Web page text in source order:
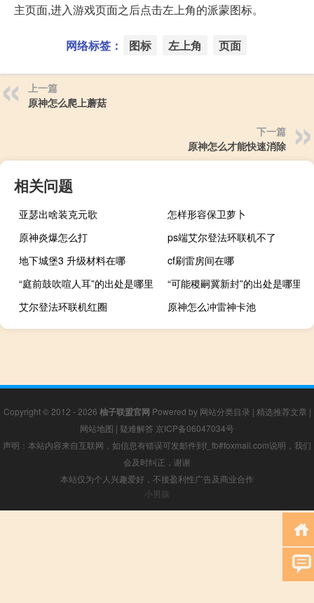
主页面,进入游戏页面之后点击左上角的派蒙图标。
网络标签： 图标 左上角 页面
上一篇
原神怎么爬上蘑菇
下一篇
原神怎么才能快速消除
相关问题
亚瑟出啥装克元歌
怎样形容保卫萝卜
原神炎爆怎么打
ps端艾尔登法环联机不了
地下城堡3 升级材料在哪
cf刷雷房间在哪
“庭前鼓吹喧人耳”的出处是哪里
“可能稷嗣冀新封”的出处是哪里
艾尔登法环联机红圈
原神怎么冲雷神卡池
Copyright © 2012 - 2026 柚子联盟官网 Powered by 网站分类目录 | 精选推荐文章 |
网站地图 | 疑难解答 京ICP备06047034号
声明：本站内容来自互联网，如信息有错误可发邮件到f_fb#foxmail.com说明，我们
会及时纠正，谢谢
本站仅为个人兴趣爱好，不接盈利性广告及商业合作
小男孩